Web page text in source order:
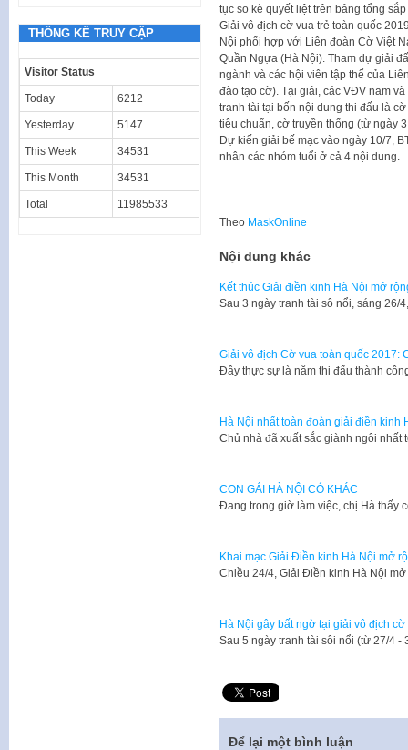
tục so kè quyết liệt trên bảng tổng
Giải vô địch cờ vua trẻ toàn quốc
Nội phối hợp với Liên đoàn Cờ Việt
Quần Ngựa (Hà Nội). Tham dự giải
ngành và các hội viên tập thể của
đào tạo cờ). Tại giải, các VĐV nam
tranh tài tại bốn nội dung thi đấu là
tiêu chuẩn, cờ truyền thống (từ ngày
Dự kiến giải bế mạc vào ngày 10/7,
nhân các nhóm tuổi ở cả 4 nội dung.
Theo MaskOnline
Nội dung khác
Kết thúc Giải điền kinh Hà Nội mở
Sau 3 ngày tranh tài sô nổi, sáng
Giải vô địch Cờ vua toàn quốc 2017:
Đây thực sự là năm thi đấu thành
Hà Nội nhất toàn đoàn giải điền kinh
Chủ nhà đã xuất sắc giành ngôi
CON GÁI HÀ NỘI CÓ KHÁC
​Đang trong giờ làm việc, chị Hà thấy
Khai mạc Giải Điền kinh Hà Nội mở
Chiều 24/4, Giải Điền kinh Hà Nội
Hà Nội gây bất ngờ tại giải vô địch
​Sau 5 ngày tranh tài sôi nổi (từ 27/4
Để lại một bình luận
THỐNG KÊ TRUY CẬP
Visitor Status
Today 6212
Yesterday 5147
This Week 34531
This Month 34531
Total 11985533